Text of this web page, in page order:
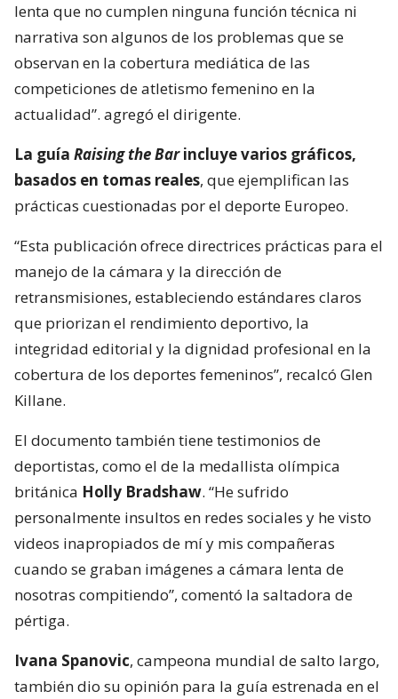
lenta que no cumplen ninguna función técnica ni
narrativa son algunos de los problemas que se
observan en la cobertura mediática de las
competiciones de atletismo femenino en la
actualidad”. agregó el dirigente.
La guía Raising the Barincluye varios gráficos,
basados en tomas reales, que ejemplifican las
prácticas cuestionadas por el deporte Europeo.
“Esta publicación ofrece directrices prácticas para el
manejo de la cámara y la dirección de
retransmisiones, estableciendo estándares claros
que priorizan el rendimiento deportivo, la
integridad editorial y la dignidad profesional en la
cobertura de los deportes femeninos”, recalcó Glen
Killane.
El documento también tiene testimonios de
deportistas, como el de la medallista olímpica
británica Holly Bradshaw. “He sufrido
personalmente insultos en redes sociales y he visto
videos inapropiados de mí y mis compañeras
cuando se graban imágenes a cámara lenta de
nosotras compitiendo”, comentó la saltadora de
pértiga.
Ivana Spanovic, campeona mundial de salto largo,
también dio su opinión para la guía estrenada en el